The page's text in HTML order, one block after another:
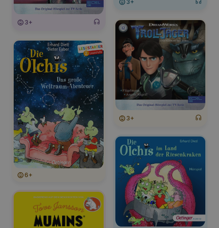
3+
3+
6+
3+